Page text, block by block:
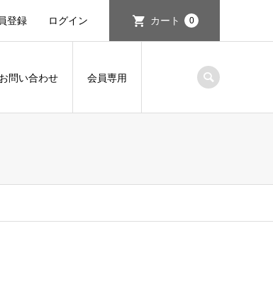
登録 ログイン カート 0
お問い合わせ 会員専用